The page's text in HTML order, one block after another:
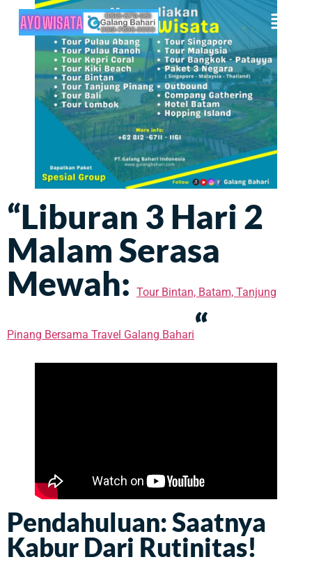
“Liburan 3 Hari 2
Malam Serasa
Mewah: Tour Bintan, Batam, Tanjung
Pinang Bersama Travel Galang Bahari“
Pendahuluan: Saatnya
Kabur Dari Rutinitas!